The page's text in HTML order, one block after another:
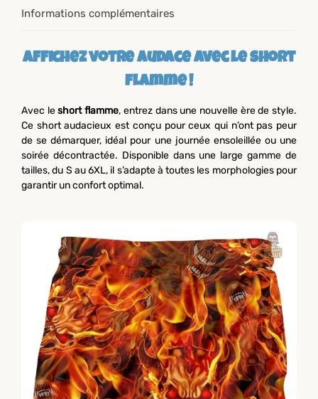
Informations complémentaires
Affichez votre audace avec le short
flamme !
Avec leshort flamme, entrez dans une nouvelle ère de style.
Ce short audacieux est conçu pour ceux qui n’ont pas peur
de se démarquer, idéal pour une journée ensoleillée ou une
soirée décontractée. Disponible dans une large gamme de
tailles, du S au 6XL, il s’adapte à toutes les morphologies pour
garantir un confort optimal.